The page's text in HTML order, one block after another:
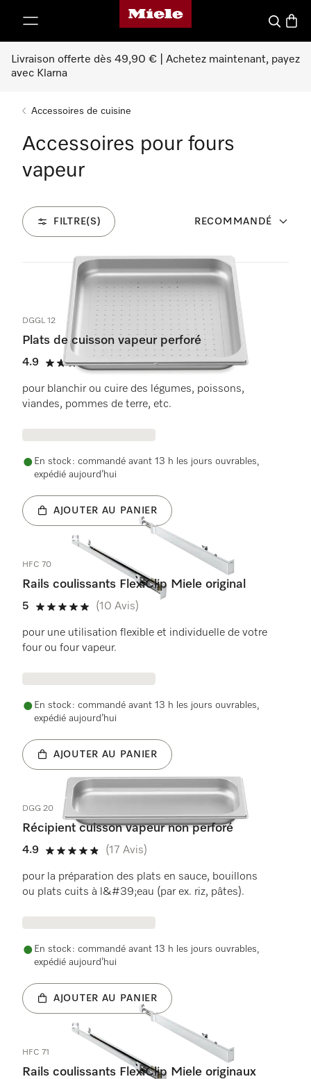
Page d'accueil Miele
Search
Livraison offerte dès 49,90 € | Achetez maintenant, payez
avec Klarna
Accessoires de cuisine
Accessoires pour fours
vapeur
FILTRE(S) RECOMMANDÉ
42 Produits
DGGL 12
Plats de cuisson vapeur perforé
4.9
4.9 étoiles sur 5
(26 Avis)
pour blanchir ou cuire des légumes, poissons,
viandes, pommes de terre, etc.
En stock : commandé avant 13 h les jours ouvrables,
expédié aujourd’hui
AJOUTER AU PANIER
HFC 70
Rails coulissants FlexiClip Miele original
5
5 étoiles sur 5
(10 Avis)
pour une utilisation flexible et individuelle de votre
four ou four vapeur.
En stock : commandé avant 13 h les jours ouvrables,
expédié aujourd’hui
AJOUTER AU PANIER
DGG 20
Récipient cuisson vapeur non perforé
4.9
4.9 étoiles sur 5
(17 Avis)
pour la préparation des plats en sauce, bouillons
ou plats cuits à l&#39;eau (par ex. riz, pâtes).
En stock : commandé avant 13 h les jours ouvrables,
expédié aujourd’hui
AJOUTER AU PANIER
HFC 71
Rails coulissants FlexiClip Miele originaux